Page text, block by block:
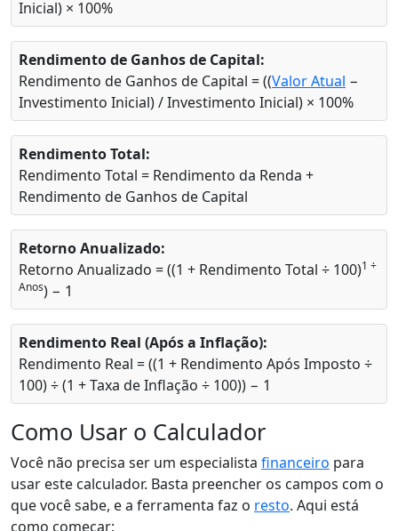
Inicial) × 100%
Rendimento de Ganhos de Capital:
Rendimento de Ganhos de Capital = ((Valor Atual −
Investimento Inicial) / Investimento Inicial) × 100%
Rendimento Total:
Rendimento Total = Rendimento da Renda +
Rendimento de Ganhos de Capital
Retorno Anualizado:
Retorno Anualizado = ((1 + Rendimento Total ÷ 100)1 ÷
Anos) − 1
Rendimento Real (Após a Inflação):
Rendimento Real = ((1 + Rendimento Após Imposto ÷
100) ÷ (1 + Taxa de Inflação ÷ 100)) − 1
Como Usar o Calculador
Você não precisa ser um especialista financeiro para
usar este calculador. Basta preencher os campos com o
que você sabe, e a ferramenta faz o resto. Aqui está
como começar: